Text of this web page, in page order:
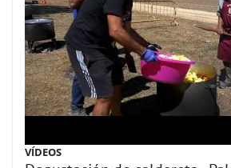
VÍDEOS